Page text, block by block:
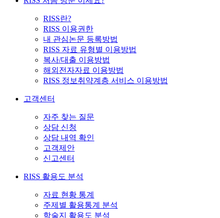
RISS란?
RISS 이용권한
내 관심논문 등록방법
RISS 자료 유형별 이용방법
복사/대출 이용방법
해외전자자료 이용방법
RISS 정보취약계층 서비스 이용방법
고객센터
자주 찾는 질문
상담 신청
상담 내역 확인
고객제안
신고센터
RISS 활용도 분석
자료 현황 통계
주제별 활용통계 분석
학술지 활용도 분석